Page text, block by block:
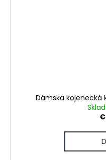
Dámska